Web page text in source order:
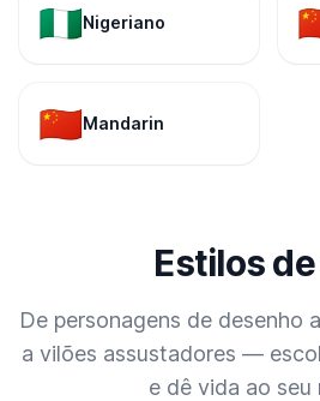
🇳🇬Nigeriano
🇨🇳Mandarin
Estilos
De personagens de desenho
a vilões assustadores —
e dê vida ao seu